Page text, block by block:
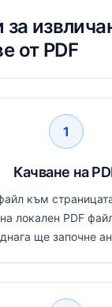
за
от PDF
1
Качване на
към
локален PDF
ще започне